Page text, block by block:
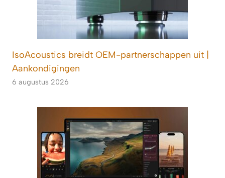
IsoAcoustics breidt OEM-partnerschappen uit |
Aankondigingen
6 augustus 2026